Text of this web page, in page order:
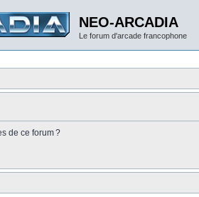
NEO-ARCADIA
Le forum d'arcade francophone
de ce forum ?